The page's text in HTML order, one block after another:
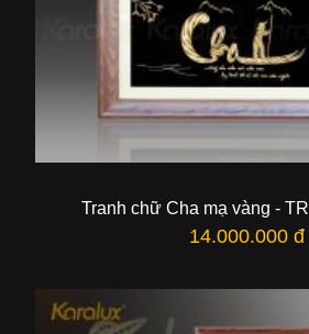
Tranh chữ Cha mạ vàng -
14.000.000 đ